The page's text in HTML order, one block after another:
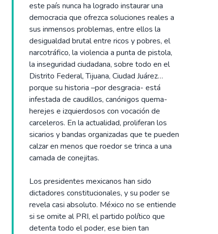
este país nunca ha logrado instaurar una
democracia que ofrezca soluciones reales a
sus inmensos problemas, entre ellos la
desigualdad brutal entre ricos y pobres, el
narcotráfico, la violencia a punta de pistola,
la inseguridad ciudadana, sobre todo en el
Distrito Federal, Tijuana, Ciudad Juárez…
porque su historia –por desgracia- está
infestada de caudillos, canónigos quema-
herejes e izquierdosos con vocación de
carceleros. En la actualidad, proliferan los
sicarios y bandas organizadas que te pueden
calzar en menos que roedor se trinca a una
camada de conejitas.
Los presidentes mexicanos han sido
dictadores constitucionales, y su poder se
revela casi absoluto. México no se entiende
si se omite al PRI, el partido político que
detenta todo el poder, ese bien tan